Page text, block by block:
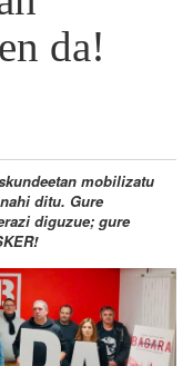
da!
mobilizatu
ditu. Gure
diguzue; gure